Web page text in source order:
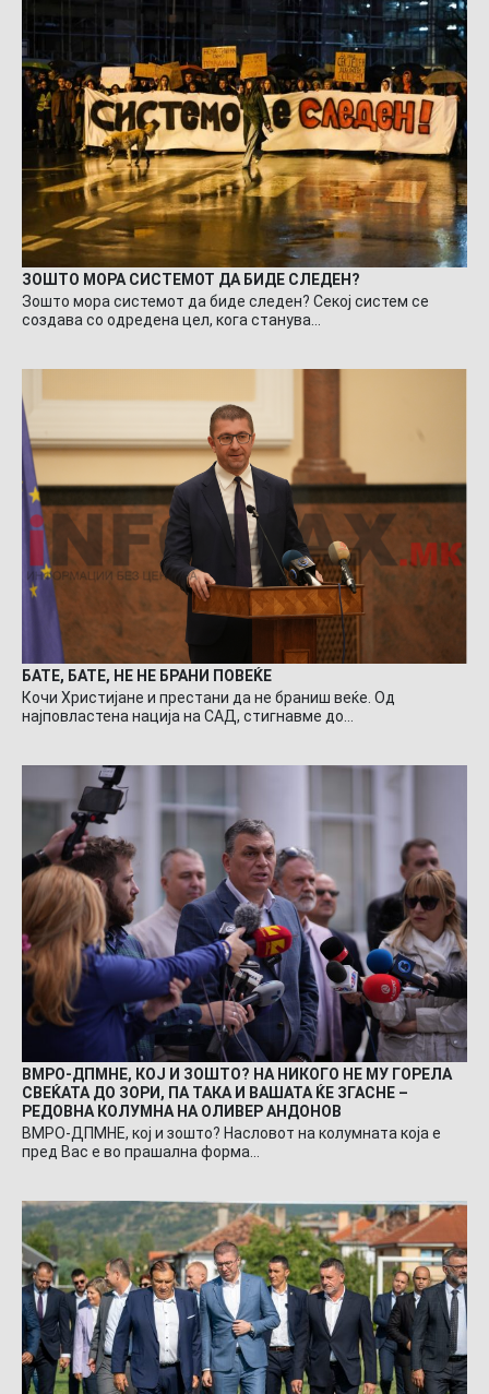
ЗОШТО МОРА СИСТЕМОТ ДА БИДЕ СЛЕДЕН?
Зошто мора системот да биде следен? Секој систем се
создава со одредена цел, кога станува…
БАТЕ, БАТЕ, НЕ НЕ БРАНИ ПОВЕЌЕ
Кочи Христијане и престани да не браниш веќе. Од
најповластена нација на САД, стигнавме до…
ВМРО-ДПМНЕ, КОЈ И ЗОШТО? НА НИКОГО НЕ МУ ГОРЕЛА
СВЕЌАТА ДО ЗОРИ, ПА ТАКА И ВАШАТА ЌЕ ЗГАСНЕ –
РЕДОВНА КОЛУМНА НА ОЛИВЕР АНДОНОВ
ВМРО-ДПМНЕ, кој и зошто? Насловот на колумната која е
пред Вас е во прашална форма…